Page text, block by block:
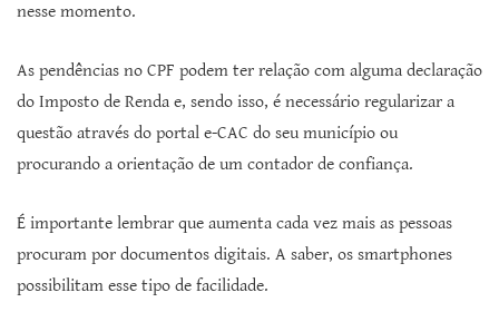
nesse momento.
As pendências no CPF podem ter relação com alguma declaração
do Imposto de Renda e, sendo isso, é necessário regularizar a
questão através do portal e-CAC do seu município ou
procurando a orientação de um contador de confiança.
É importante lembrar que aumenta cada vez mais as pessoas
procuram por documentos digitais. A saber, os smartphones
possibilitam esse tipo de facilidade.